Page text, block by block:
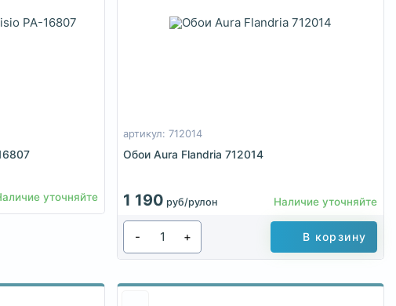
уточняйте
артикул: 712014
Обои Aura Flandria 712014
1 190 руб/рулон Наличие уточняйте
- + В корзину